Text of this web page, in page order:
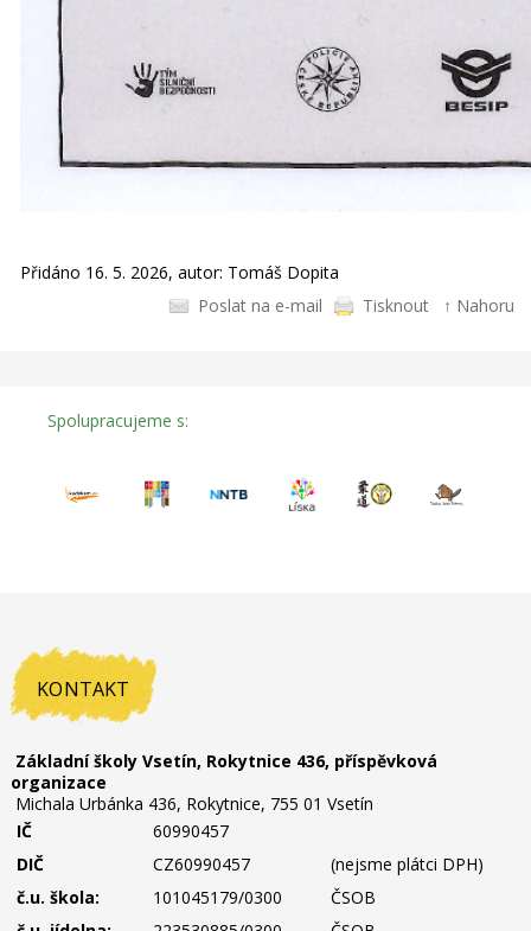
Přidáno 16. 5. 2026, autor: Tomáš Dopita
Poslat na e-mail
Tisknout ↑ Nahoru
Spolupracujeme s:
KONTAKT
Základní školy Vsetín, Rokytnice 436, příspěvková
organizace
Michala Urbánka 436, Rokytnice, 755 01 Vsetín
IČ
60990457
DIČ
CZ60990457
(nejsme plátci DPH)
č.u. škola:
101045179/0300
ČSOB